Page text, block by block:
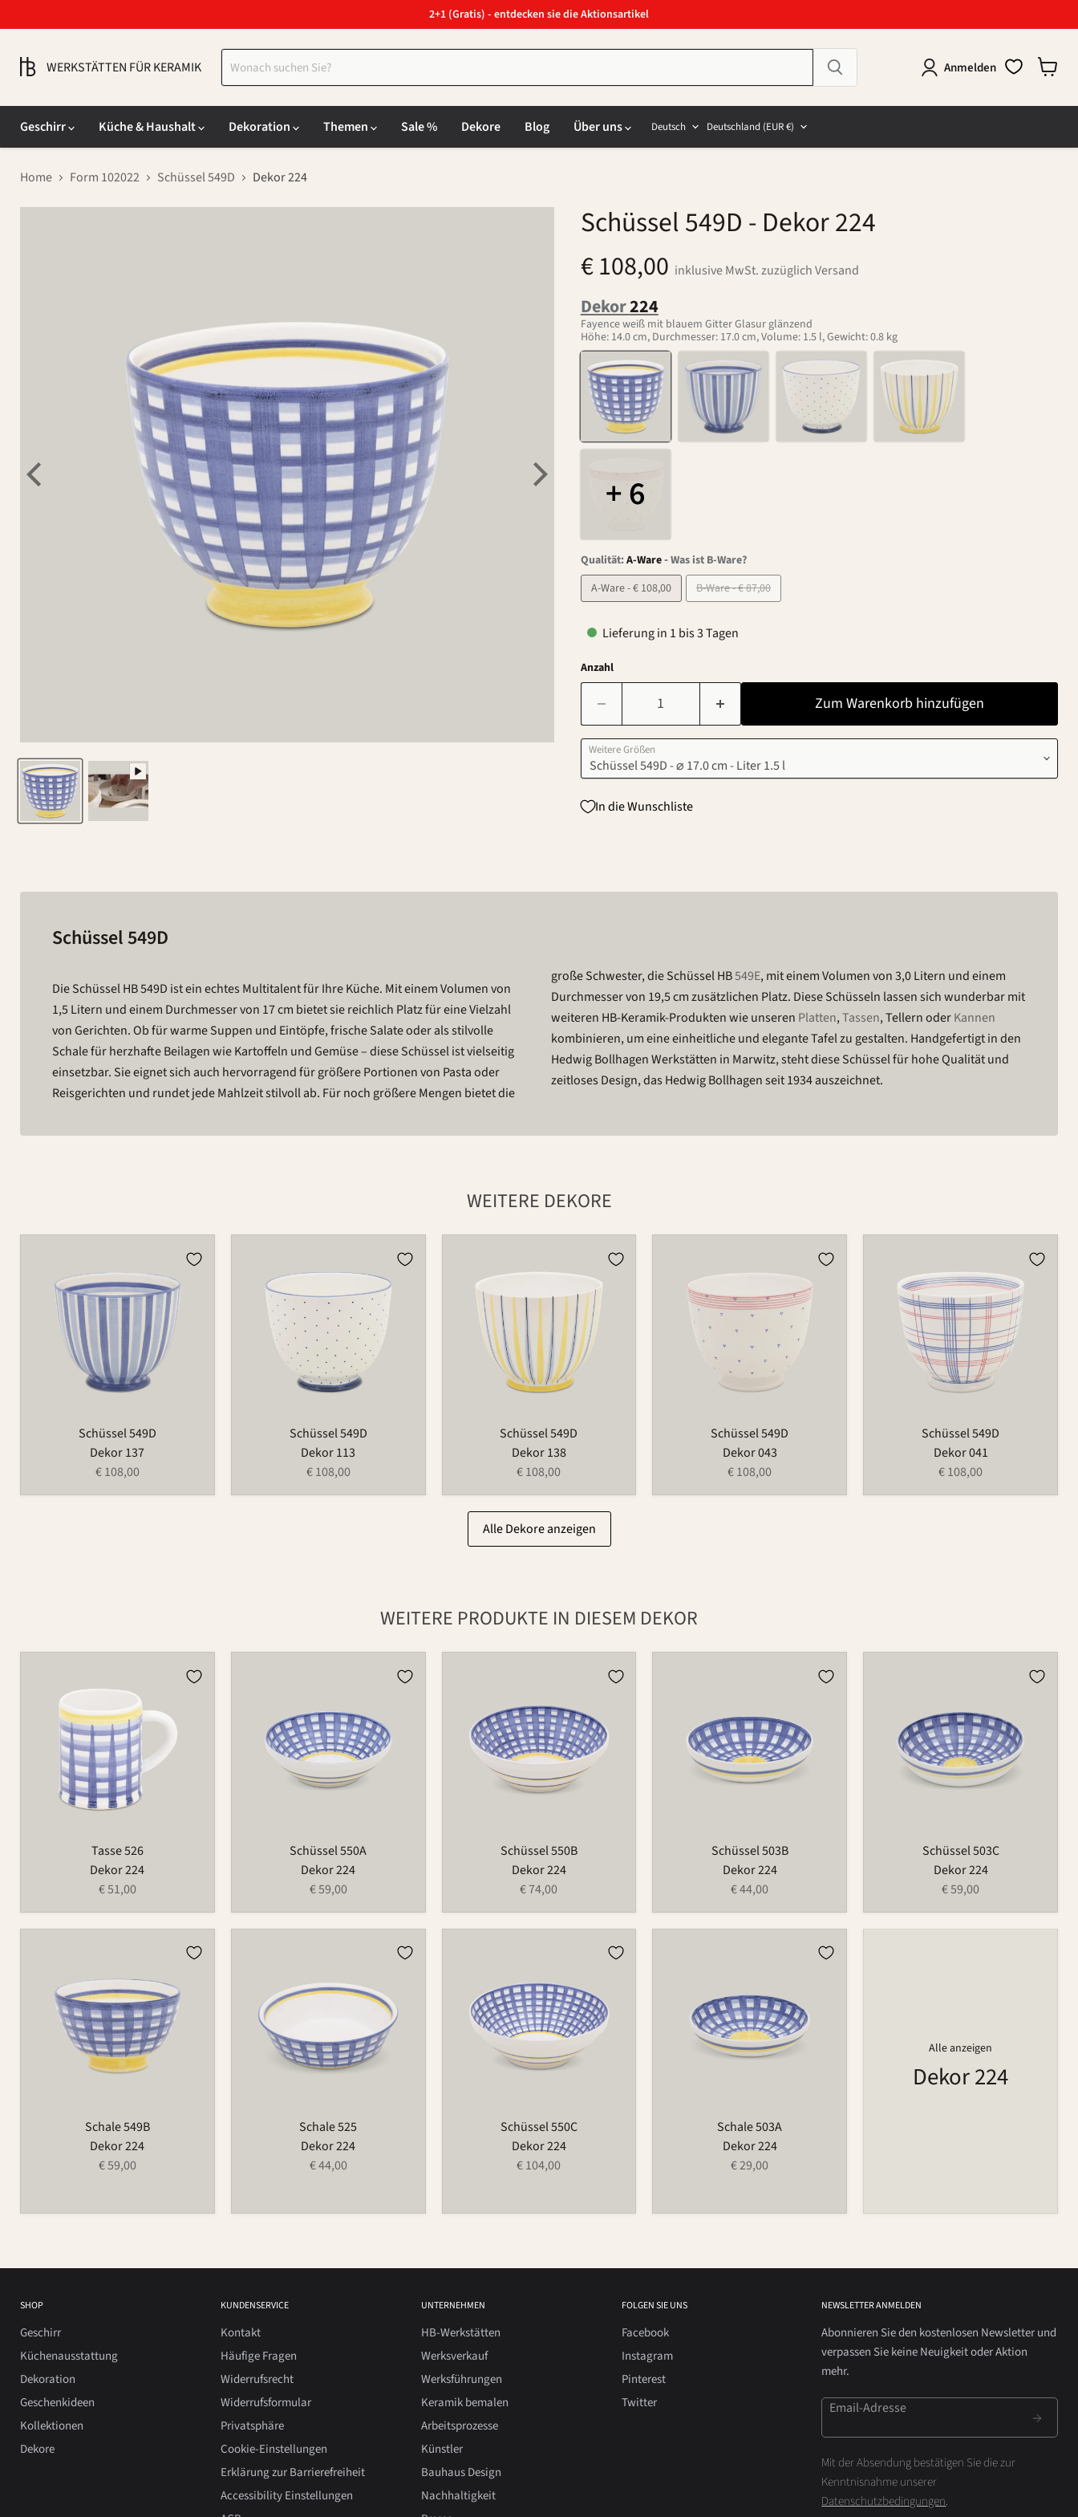
2+1 (Gratis) - entdecken sie die Aktionsartikel
WERKSTÄTTEN FÜR KERAMIK Anmelden
Geschirr
Küche & Haushalt Dekoration Themen Sale % Dekore Blog Über uns Sprache
Deutsch Land
Deutschland (EUR €)
Home Form 102022 Schüssel 549D Dekor 224
Schüssel 549D - Dekor 224
€ 108,00 inklusive MwSt. zuzüglich Versand
Dekor224
Fayence weiß mit blauem Gitter Glasur glänzend
Höhe: 14.0 cm, Durchmesser: 17.0 cm, Volume: 1.5 l, Gewicht: 0.8 kg
+ 6
Qualität:A-Ware-Was ist B-Ware?
A-Ware - € 108,00
B-Ware - € 87,00
Lieferung in 1 bis 3 Tagen
Anzahl
Zum Warenkorb hinzufügen
Weitere Größen
In die Wunschliste
Schüssel 549D
Die Schüssel HB 549D ist ein echtes Multitalent für Ihre Küche. Mit einem Volumen von
1,5 Litern und einem Durchmesser von 17 cm bietet sie reichlich Platz für eine Vielzahl
von Gerichten. Ob für warme Suppen und Eintöpfe, frische Salate oder als stilvolle
Schale für herzhafte Beilagen wie Kartoffeln und Gemüse – diese Schüssel ist vielseitig
einsetzbar. Sie eignet sich auch hervorragend für größere Portionen von Pasta oder
Reisgerichten und rundet jede Mahlzeit stilvoll ab. Für noch größere Mengen bietet die
große Schwester, die Schüssel HB549E, mit einem Volumen von 3,0 Litern und einem
Durchmesser von 19,5 cm zusätzlichen Platz. Diese Schüsseln lassen sich wunderbar mit
weiteren HB-Keramik-Produkten wie unseren Platten,Tassen, Tellern oderKannen
kombinieren, um eine einheitliche und elegante Tafel zu gestalten. Handgefertigt in den
Hedwig Bollhagen Werkstätten in Marwitz, steht diese Schüssel für hohe Qualität und
zeitloses Design, das Hedwig Bollhagen seit 1934 auszeichnet.
WEITERE DEKORE
Schüssel 549D
Dekor 137
€ 108,00
Schüssel 549D
Dekor 113
€ 108,00
Schüssel 549D
Dekor 138
€ 108,00
Schüssel 549D
Dekor 043
€ 108,00
Schüssel 549D
Dekor 041
€ 108,00
Alle Dekore anzeigen
WEITERE PRODUKTE IN DIESEM DEKOR
Tasse 526
Dekor 224
€ 51,00
Schüssel 550A
Dekor 224
€ 59,00
Schüssel 550B
Dekor 224
€ 74,00
Schüssel 503B
Dekor 224
€ 44,00
Schüssel 503C
Dekor 224
€ 59,00
Schale 549B
Dekor 224
€ 59,00
Schale 525
Dekor 224
€ 44,00
Schüssel 550C
Dekor 224
€ 104,00
Schale 503A
Dekor 224
€ 29,00
Alle anzeigen
Dekor 224
SHOP
Geschirr
Küchenausstattung
Dekoration
Geschenkideen
Kollektionen
Dekore
KUNDENSERVICE
Kontakt
Häufige Fragen
Widerrufsrecht
Widerrufsformular
Privatsphäre
Cookie-Einstellungen
Erklärung zur Barrierefreiheit
Accessibility Einstellungen
UNTERNEHMEN
HB-Werkstätten
Werksverkauf
Werksführungen
Keramik bemalen
Arbeitsprozesse
Künstler
Bauhaus Design
Nachhaltigkeit
FOLGEN SIE UNS
Facebook
Instagram
Pinterest
Twitter
NEWSLETTER ANMELDEN
Abonnieren Sie den kostenlosen Newsletter und
verpassen Sie keine Neuigkeit oder Aktion
mehr.
Email-Adresse
Mit der Absendung bestätigen Sie die zur
Kenntnisnahme unserer
Datenschutzbedingungen.